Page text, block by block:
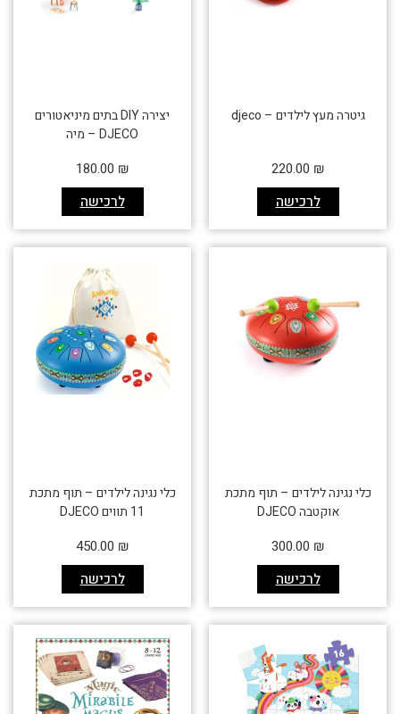
גיטרה מעץ לילדים – djeco
לרכישה
220.00 ₪
יצירה DIY בתים מיניאטורים
DJECO – מיה
לרכישה
180.00 ₪
כלי נגינה לילדים – תוף מתכת
אוקטבה DJECO
לרכישה
300.00 ₪
כלי נגינה לילדים – תוף מתכת
11 תווים DJECO
לרכישה
450.00 ₪